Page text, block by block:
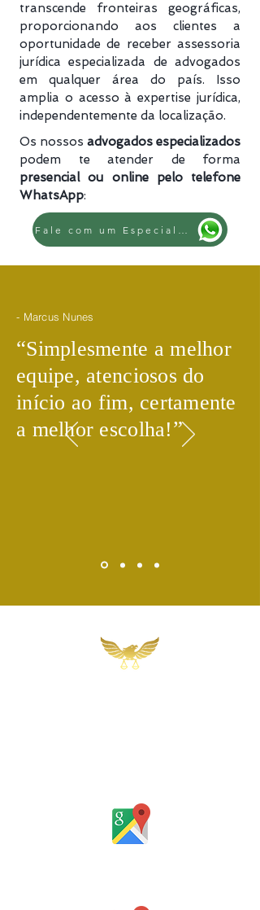
transcende fronteiras geográficas,
proporcionando aos clientes a
oportunidade de receber assessoria
jurídica especializada de advogados
em qualquer área do país. Isso
amplia o acesso à expertise jurídica,
independentemente da localização.
Os nossos advogados especializados
podem te atender de forma
presencial ou online pelo telefone
WhatsApp:
- Marcus Nunes
​“Simplesmente a melhor
equipe, atenciosos do
início ao fim, certamente
a melhor escolha!​”